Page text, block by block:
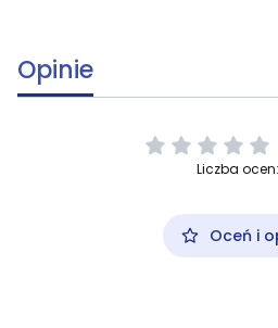
Opinie
Liczba
Oceń i